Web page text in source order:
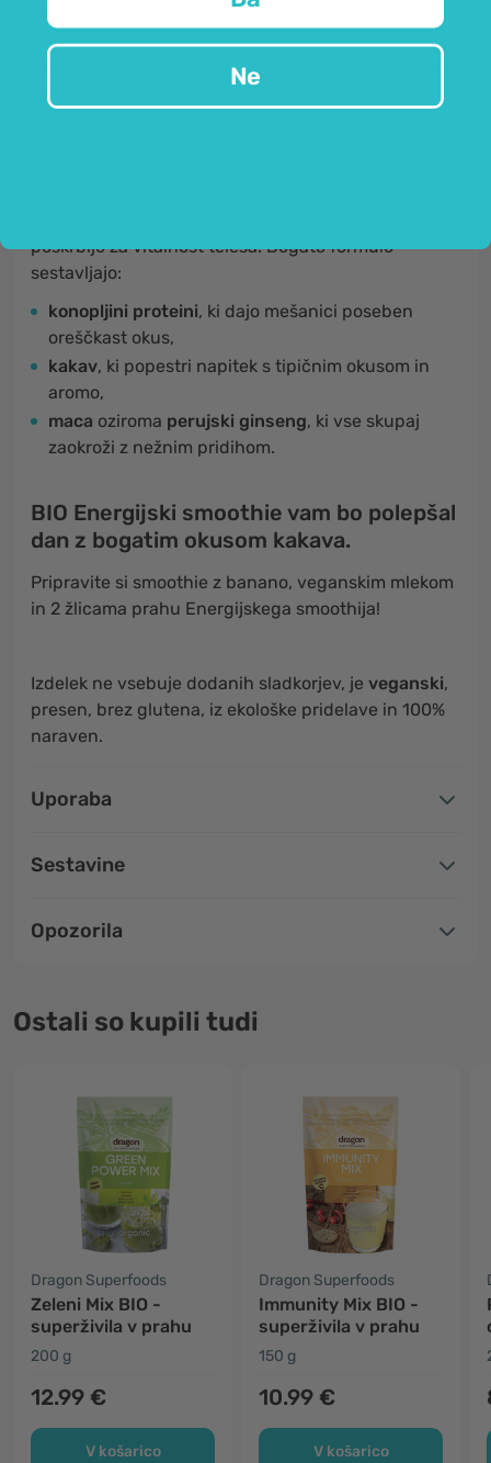
pomemben
del uravnotežene in raznovrstne
prehrane.Z uživanjem superživil v telo vnesemo
večje količine hranilnih snovi, poleg tega pa so lahko
ali hitra in
poskrbijo za vitalnost telesa. Bogato formulo
sestavljajo:
konopljini proteini, ki dajo mešanici poseben
oreščkast okus,
kakav, ki popestri napitek s tipičnim okusom in
aromo,
maca oziroma perujski ginseng, ki vse skupaj
zaokroži z nežnim pridihom.
BIO Energijski smoothie vam bo polepšal
dan z bogatim okusom kakava.
Pripravite si smoothie z banano, veganskim mlekom
in 2 žlicama prahu Energijskega smoothija!
Izdelek ne vsebuje dodanih sladkorjev, je veganski,
presen, brez glutena, iz ekološke pridelave in 100%
naraven.
Uporaba
Sestavine
Opozorila
Ostali so kupili tudi
Dragon Superfoods
Zeleni Mix BIO -
superživila v prahu
200 g
12.99 €
V košarico
Dragon Superfoods
Immunity Mix BIO -
superživila v prahu
150 g
10.99 €
V košarico
Ne